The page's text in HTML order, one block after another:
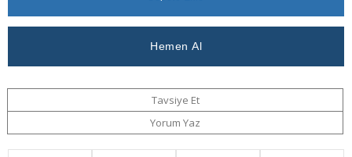
Ver
Tavsiye Et
Yorum Yaz